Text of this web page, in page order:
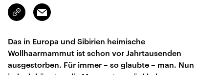
Link
kopieren/teilen
Email
Das in Europa und Sibirien heimische
Wollhaarmammut ist schon vor Jahrtausenden
ausgestorben. Für immer – so glaubte – man. Nun